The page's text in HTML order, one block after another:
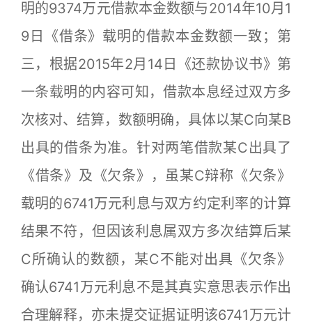
明的9374万元借款本金数额与2014年10月1
9日《借条》载明的借款本金数额一致；第
三，根据2015年2月14日《还款协议书》第
一条载明的内容可知，借款本息经过双方多
次核对、结算，数额明确，具体以某C向某B
出具的借条为准。针对两笔借款某C出具了
《借条》及《欠条》，虽某C辩称《欠条》
载明的6741万元利息与双方约定利率的计算
结果不符，但因该利息属双方多次结算后某
C所确认的数额，某C不能对出具《欠条》
确认6741万元利息不是其真实意思表示作出
合理解释，亦未提交证据证明该6741万元计